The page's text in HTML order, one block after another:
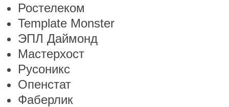
Ростелеком
Template Monster
ЭПЛ Даймонд
Мастерхост
Русоникс
Опенстат
Фаберлик